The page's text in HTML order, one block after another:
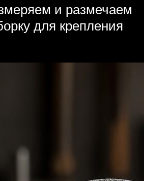
и размечаем
для крепления